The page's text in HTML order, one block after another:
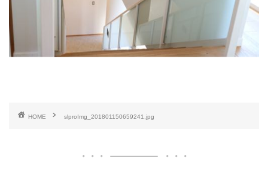
HOME slproImg_201801150659241.jpg